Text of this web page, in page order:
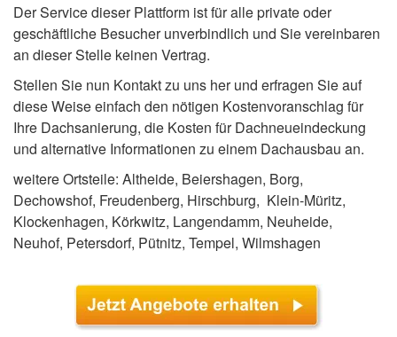
Der Service dieser Plattform ist für alle private oder
geschäftliche Besucher unverbindlich und Sie vereinbaren
an dieser Stelle keinen Vertrag.
Stellen Sie nun Kontakt zu uns her und erfragen Sie auf
diese Weise einfach den nötigen Kostenvoranschlag für
Ihre Dachsanierung, die Kosten für Dachneueindeckung
und alternative Informationen zu einem Dachausbau an.
weitere Ortsteile: Altheide, Beiershagen, Borg,
Dechowshof, Freudenberg, Hirschburg, Klein-Müritz,
Klockenhagen, Körkwitz, Langendamm, Neuheide,
Neuhof, Petersdorf, Pütnitz, Tempel, Wilmshagen